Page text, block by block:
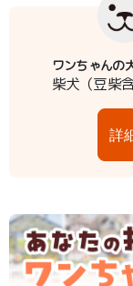
ワンちゃんの
柴犬（豆柴
詳